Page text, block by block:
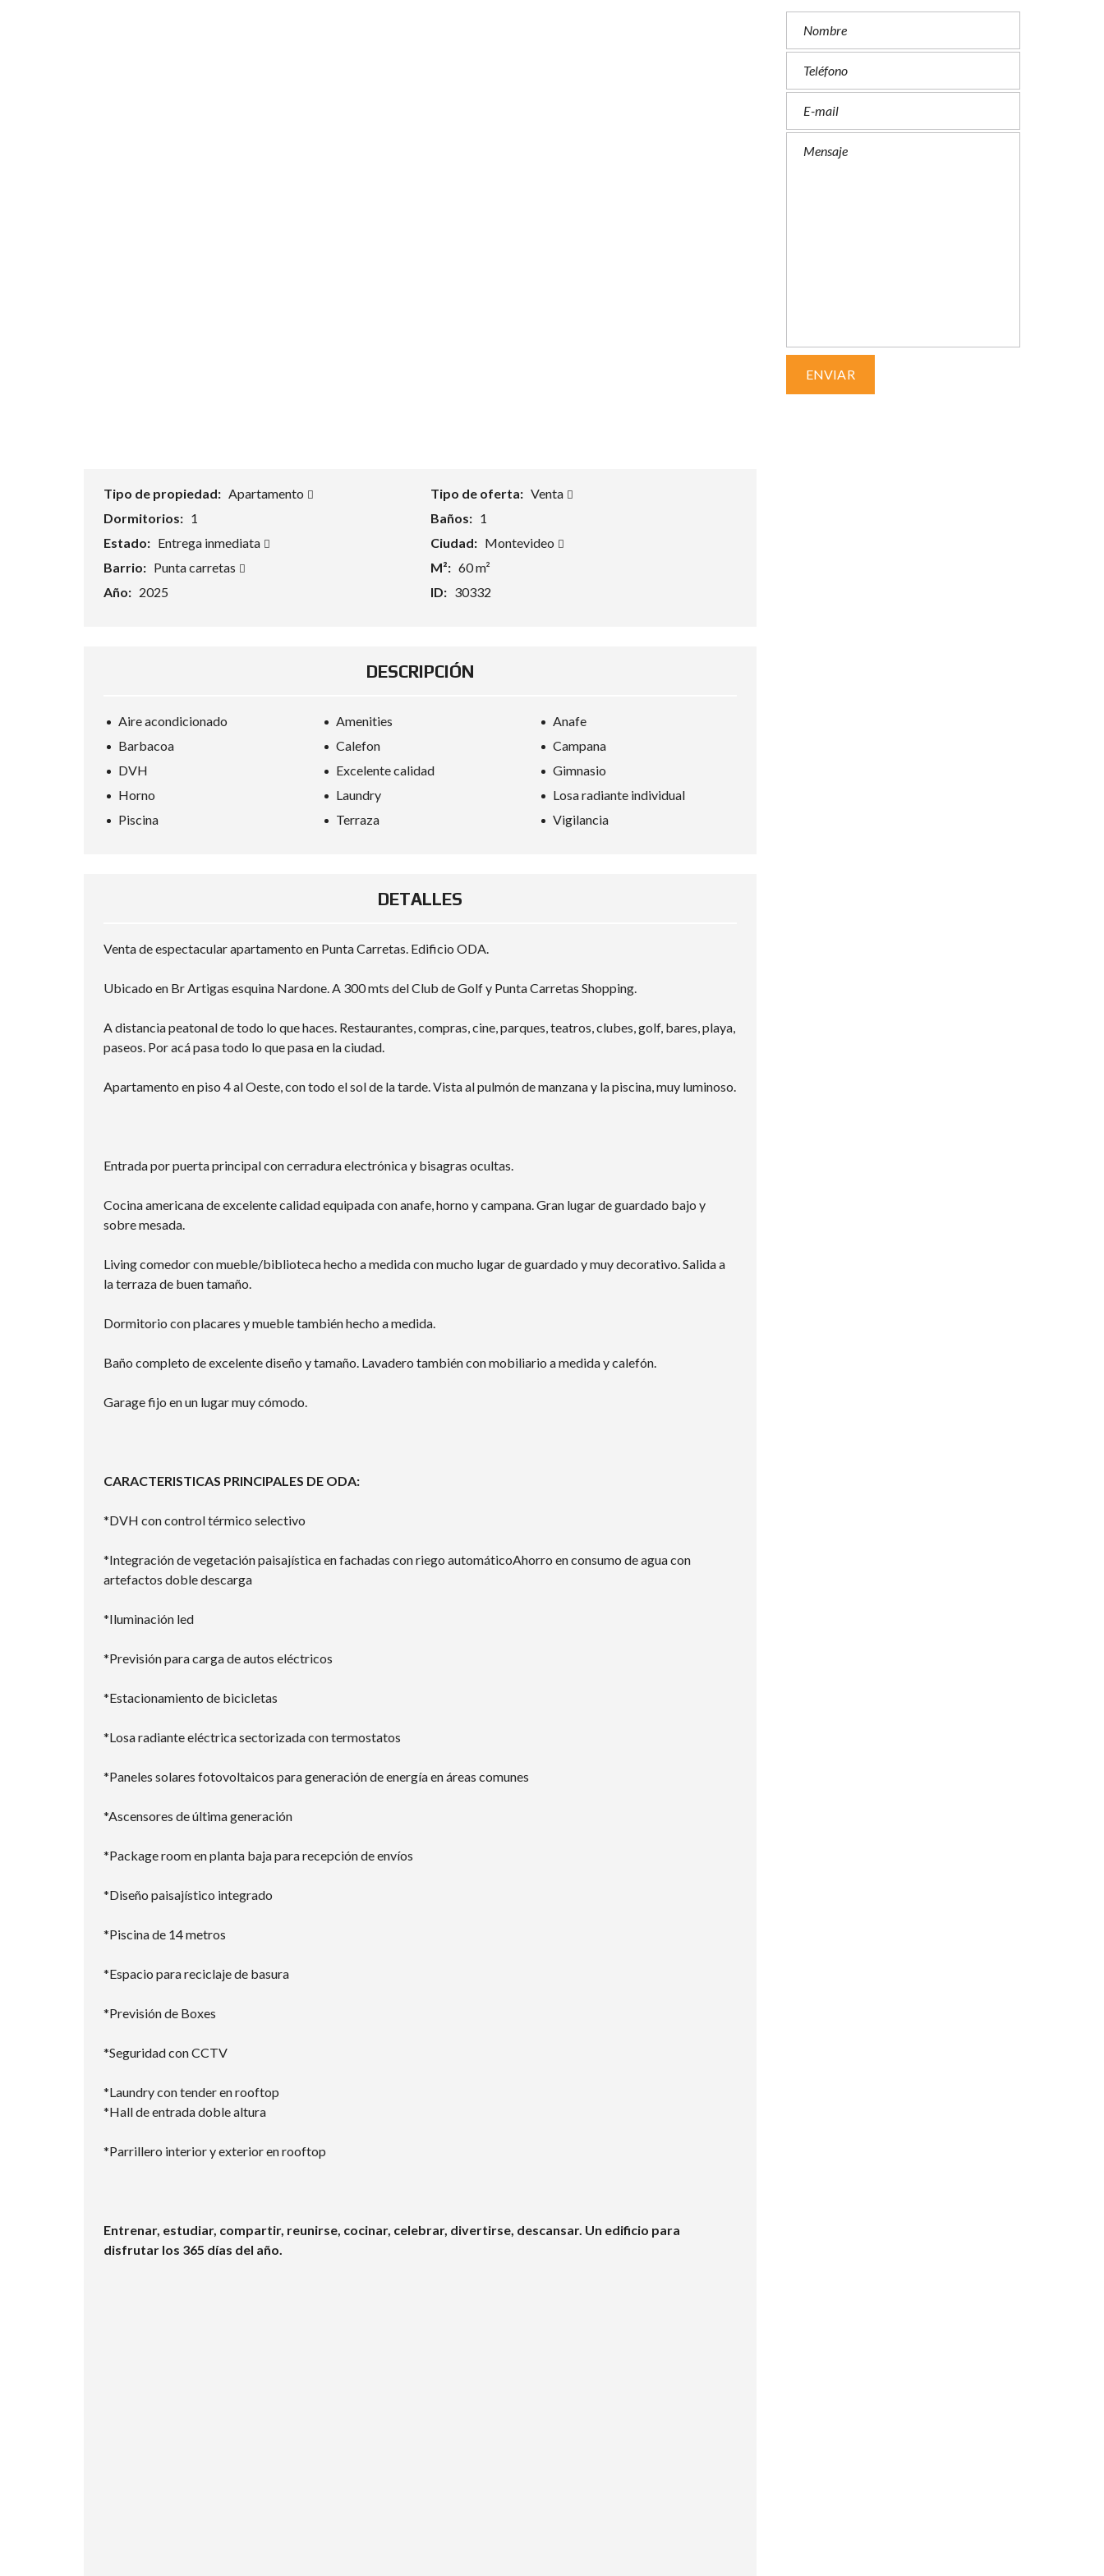
I
N
U
E
L
E
E
Tipo de propiedad: Apartamento Tipo de oferta: Venta
Dormitorios: 1 Baños: 1
Estado: Entrega inmediata Ciudad: Montevideo
Barrio: Punta carretas M²: 60 m²
Año: 2025 ID: 30332
DESCRIPCIÓN
Aire acondicionado Amenities
Anafe
Barbacoa
Calefon
Campana
DVH
Excelente calidad
Gimnasio
Horno
Laundry
Losa radiante individual
Piscina
Terraza Vigilancia
DETALLES
Venta de espectacular apartamento en Punta Carretas. Edificio ODA.
Ubicado en Br Artigas esquina Nardone. A 300 mts del Club de Golf y Punta Carretas Shopping.
A distancia peatonal de todo lo que haces. Restaurantes, compras, cine, parques, teatros, clubes, golf, bares, playa,
paseos. Por acá pasa todo lo que pasa en la ciudad.
Apartamento en piso 4 al Oeste, con todo el sol de la tarde. Vista al pulmón de manzana y la piscina, muy luminoso.
Entrada por puerta principal con cerradura electrónica y bisagras ocultas.
Cocina americana de excelente calidad equipada con anafe, horno y campana. Gran lugar de guardado bajo y
sobre mesada.
Living comedor con mueble/biblioteca hecho a medida con mucho lugar de guardado y muy decorativo. Salida a
la terraza de buen tamaño.
Dormitorio con placares y mueble también hecho a medida.
Baño completo de excelente diseño y tamaño. Lavadero también con mobiliario a medida y calefón.
Garage fijo en un lugar muy cómodo.
CARACTERISTICAS PRINCIPALES DE ODA:
*DVH con control térmico selectivo
*Integración de vegetación paisajística en fachadas con riego automáticoAhorro en consumo de agua con
artefactos doble descarga
*Iluminación led
*Previsión para carga de autos eléctricos
*Estacionamiento de bicicletas
*Losa radiante eléctrica sectorizada con termostatos
*Paneles solares fotovoltaicos para generación de energía en áreas comunes
*Ascensores de última generación
*Package room en planta baja para recepción de envíos
*Diseño paisajístico integrado
*Piscina de 14 metros
*Espacio para reciclaje de basura
*Previsión de Boxes
*Seguridad con CCTV
*Laundry con tender en rooftop
*Hall de entrada doble altura
*Parrillero interior y exterior en rooftop
Entrenar, estudiar, compartir, reunirse, cocinar, celebrar, divertirse, descansar. Un edificio para
disfrutar los 365 días del año.